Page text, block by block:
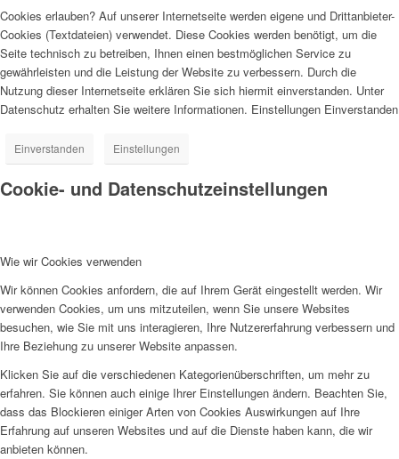
Cookies erlauben? Auf unserer Internetseite werden eigene und Drittanbieter-
Cookies (Textdateien) verwendet. Diese Cookies werden benötigt, um die
Seite technisch zu betreiben, Ihnen einen bestmöglichen Service zu
gewährleisten und die Leistung der Website zu verbessern. Durch die
Nutzung dieser Internetseite erklären Sie sich hiermit einverstanden. Unter
Datenschutz erhalten Sie weitere Informationen. Einstellungen Einverstanden
Einverstanden Einstellungen
Cookie- und Datenschutzeinstellungen
Wie wir Cookies verwenden
Wir können Cookies anfordern, die auf Ihrem Gerät eingestellt werden. Wir
verwenden Cookies, um uns mitzuteilen, wenn Sie unsere Websites
besuchen, wie Sie mit uns interagieren, Ihre Nutzererfahrung verbessern und
Ihre Beziehung zu unserer Website anpassen.
Klicken Sie auf die verschiedenen Kategorienüberschriften, um mehr zu
erfahren. Sie können auch einige Ihrer Einstellungen ändern. Beachten Sie,
dass das Blockieren einiger Arten von Cookies Auswirkungen auf Ihre
Erfahrung auf unseren Websites und auf die Dienste haben kann, die wir
anbieten können.